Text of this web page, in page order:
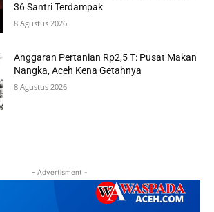
36 Santri Terdampak
8 Agustus 2026
Anggaran Pertanian Rp2,5 T: Pusat Makan
Nangka, Aceh Kena Getahnya
8 Agustus 2026
- Advertisment -